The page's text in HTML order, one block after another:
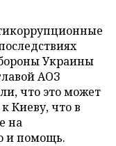
Украины
АОЗ
что это может
Киеву, что в
на
и помощь.